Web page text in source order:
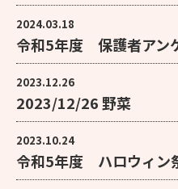
2024.03.18
令和5年度 保護者ア
2023.12.26
2023/12/26 野菜
2023.10.24
令和5年度 ハロウィン